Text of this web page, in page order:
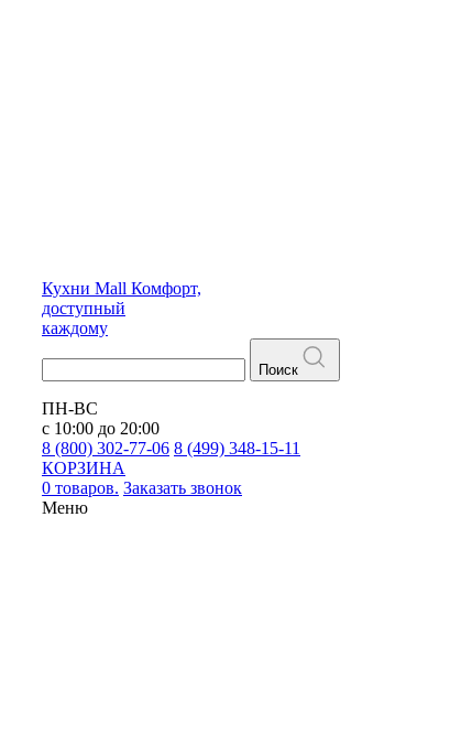
Кухни Mall Комфорт,
доступный
каждому
Поиск
ПН-ВС
с 10:00 до 20:00
8 (800) 302-77-06 8 (499) 348-15-11
КОРЗИНА
0 товаров. Заказать звонок
Меню